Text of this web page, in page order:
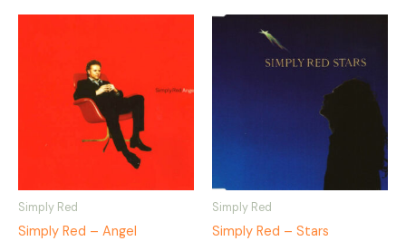
Simply Red
Simply Red – Angel
Simply Red
Simply Red – Stars